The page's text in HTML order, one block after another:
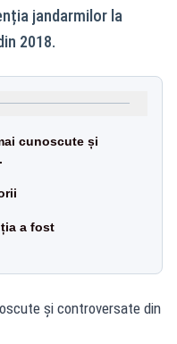
jandarmilor la
2018.
cunoscute și
a fost
și controversate din